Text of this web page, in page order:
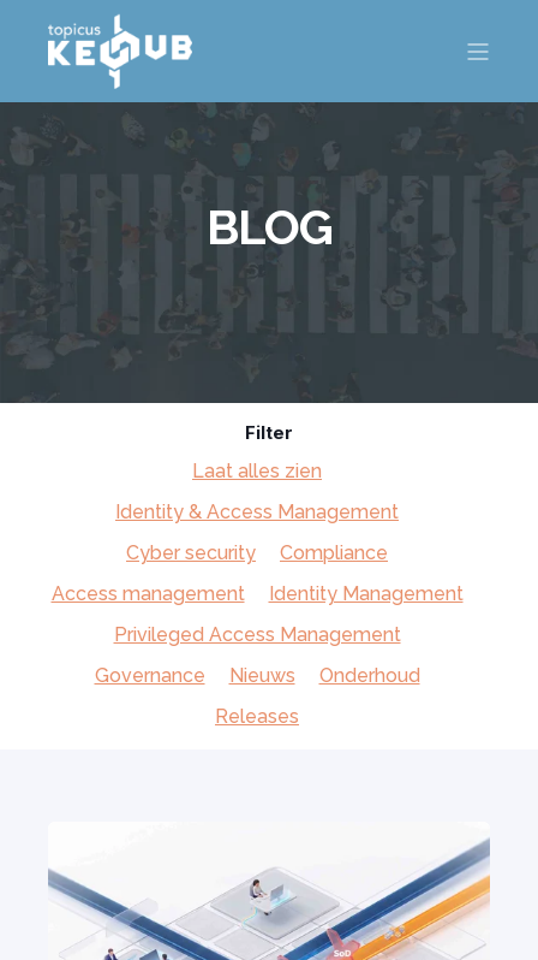
BLOG
Filter
Laat alles zien
Identity & Access Management
Cyber security
Compliance
Access management
Identity Management
Privileged Access Management
Governance
Nieuws
Onderhoud
Releases